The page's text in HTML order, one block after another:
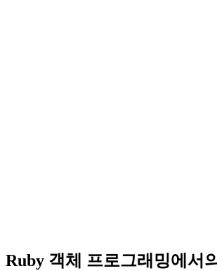
Ruby 객체 프로그래밍에서